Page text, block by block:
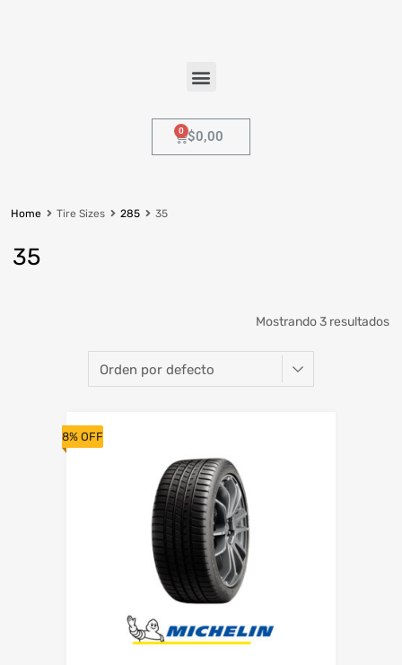
$0,00
Home Tire Sizes 285 35
35
Diámetro del Rin
Mostrando 3 resultados
8% OFF